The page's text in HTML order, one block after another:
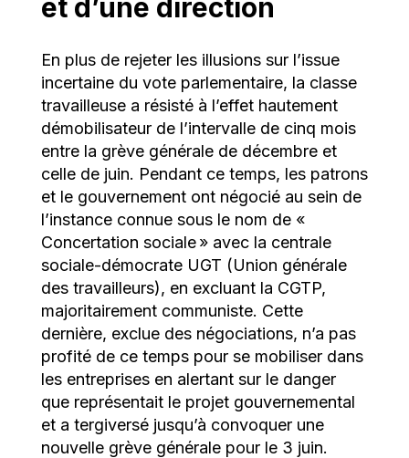
et d’une direction
En plus de rejeter les illusions sur l’issue
incertaine du vote parlementaire, la classe
travailleuse a résisté à l’effet hautement
démobilisateur de l’intervalle de cinq mois
entre la grève générale de décembre et
celle de juin. Pendant ce temps, les patrons
et le gouvernement ont négocié au sein de
l’instance connue sous le nom de «
Concertation sociale » avec la centrale
sociale-démocrate UGT (Union générale
des travailleurs), en excluant la CGTP,
majoritairement communiste. Cette
dernière, exclue des négociations, n’a pas
profité de ce temps pour se mobiliser dans
les entreprises en alertant sur le danger
que représentait le projet gouvernemental
et a tergiversé jusqu’à convoquer une
nouvelle grève générale pour le 3 juin.